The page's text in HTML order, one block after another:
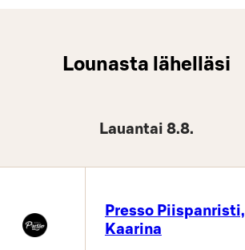
Lounasta lähelläsi
Lauantai 8.8.
Presso Piispanristi,
Kaarina